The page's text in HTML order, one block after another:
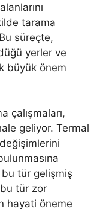
tarama
süreçte,
yerler ve
büyük önem
çalışmaları,
geliyor. Termal
bu tür gelişmiş
tür zor
hayati öneme